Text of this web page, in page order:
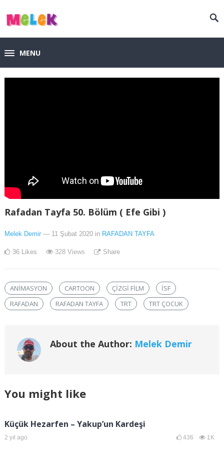
MENU
Rafadan Tayfa 50. Bölüm ( Efe Gibi )
Melek Demir — 11 Şubat 2020 in RAFADAN TAYFA
36 Likes 328Views Share
ANIMASYON CARTOON ÇIZGI FILM
İSF
RAFADAN
RAFADAN TAYFA TRT TRT ÇOCUK
About the Author: Melek Demir
You might like
Küçük Hezarfen – Yakup’un Kardeşi
2 yıl ago 436 1K